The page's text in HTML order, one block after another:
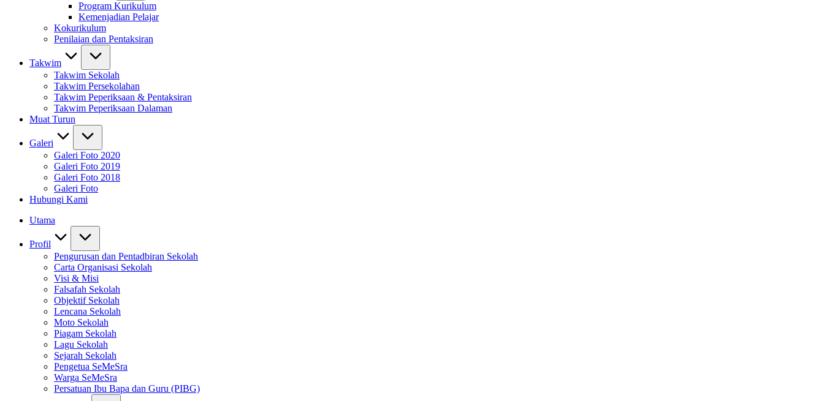
Program Kurikulum
Kemenjadian Pelajar
Kokurikulum
Penilaian dan Pentaksiran
Takwim
Takwim Sekolah
Takwim Persekolahan
Takwim Peperiksaan & Pentaksiran
Takwim Peperiksaan Dalaman
Muat Turun
Galeri
Galeri Foto 2020
Galeri Foto 2019
Galeri Foto 2018
Galeri Foto
Hubungi Kami
Utama
Profil
Pengurusan dan Pentadbiran Sekolah
Carta Organisasi Sekolah
Visi & Misi
Falsafah Sekolah
Objektif Sekolah
Lencana Sekolah
Moto Sekolah
Piagam Sekolah
Lagu Sekolah
Sejarah Sekolah
Pengetua SeMeSra
Warga SeMeSra
Persatuan Ibu Bapa dan Guru (PIBG)